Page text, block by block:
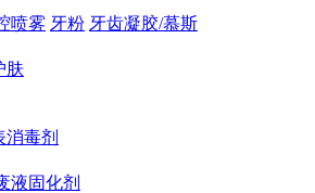
喷雾 牙粉 牙齿凝胶/慕斯
肤
消毒剂
液固化剂